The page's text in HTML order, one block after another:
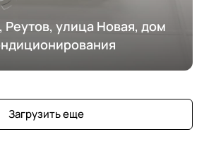
Реутов, улица Новая, дом
Загрузить еще